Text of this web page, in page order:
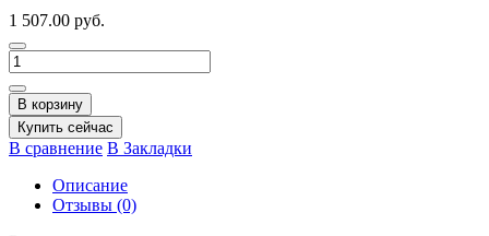
1 507.00 руб.
В корзину
Купить сейчас
В сравнение В Закладки
Описание
Отзывы (0)